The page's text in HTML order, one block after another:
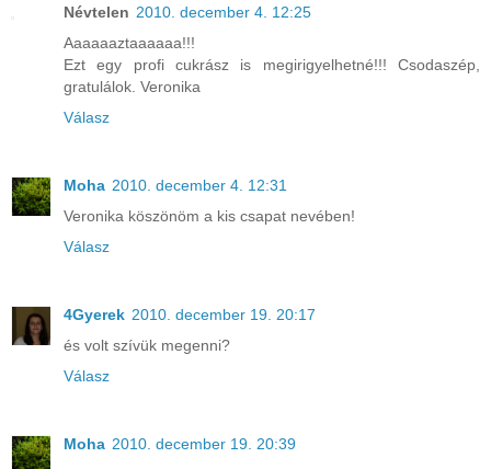
Névtelen 2010. december 4. 12:25
Aaaaaaztaaaaaa!!!
Ezt egy profi cukrász is megirigyelhetné!!! Csodaszép,
gratulálok. Veronika
Válasz
Moha 2010. december 4. 12:31
Veronika köszönöm a kis csapat nevében!
Válasz
4Gyerek 2010. december 19. 20:17
és volt szívük megenni?
Válasz
Moha 2010. december 19. 20:39